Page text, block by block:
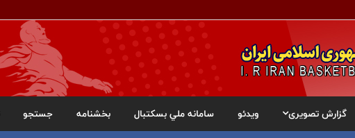
گزارش تصویری ویدئو سامانه ملي بسکتبال بخشنامه جستجو